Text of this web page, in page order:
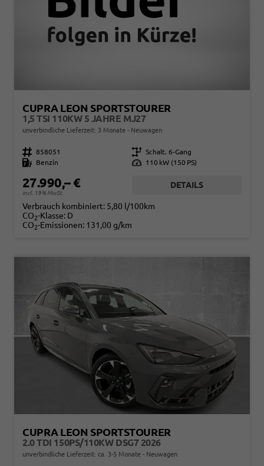
CUPRA LEON SPORTSTOURER
1,5 TSI 110KW 5 JAHRE MJ27
unverbindliche Lieferzeit: 3 Monate Neuwagen
Fahrzeugnr. 858051 Getriebe Schalt. 6-Gang
Kraftstoff
Benzin Leistung 110 kW (150 PS)
27.990,– €
incl. 19% MwSt.
DETAILS
Verbrauch kombiniert: 5,80 l/100km
CO2-Klasse: D
CO2-Emissionen: 131,00 g/km
CUPRA LEON SPORTSTOURER
2.0 TDI 150PS/110KW DSG7 2026
unverbindliche Lieferzeit: ca. 3-5 Monate Neuwagen